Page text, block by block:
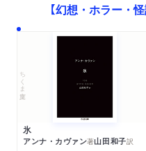
【幻想・ホラー・
ちくま文庫
氷
アンナ・カヴァン著山田和子訳